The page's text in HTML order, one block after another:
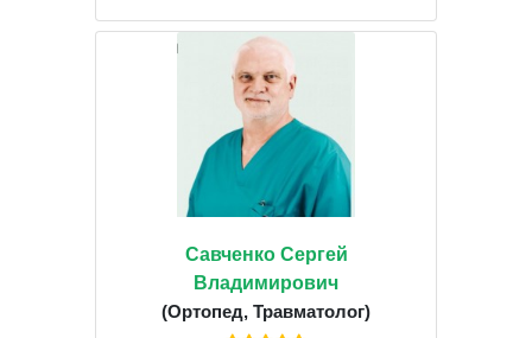
Савченко Сергей
Владимирович
(Ортопед, Травматолог)